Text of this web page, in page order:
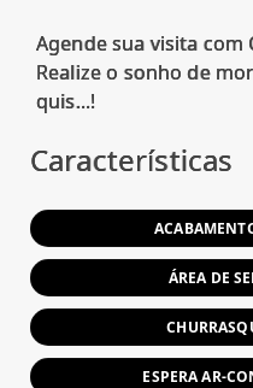
Agende sua visita
Realize o sonho de
Características
ÁREA DE
ESPERA AR-